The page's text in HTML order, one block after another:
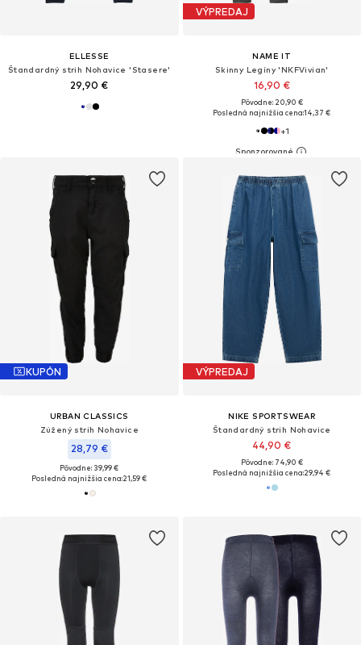
ELLESSE
Štandardný strih Nohavice 'Stasere'
29,90 €
VÝPREDAJ
NAME IT
Skinny Legíny 'NKFVivian'
16,90 €
Pôvodne: 20,90 €
Posledná najnižšia cena:14,37 €
+1
KUPÓN
URBAN CLASSICS
Zúžený strih Nohavice
28,79 €
Pôvodne: 39,99 €
Posledná najnižšia cena:21,59 €
VÝPREDAJ
NIKE SPORTSWEAR
Štandardný strih Nohavice
44,90 €
Pôvodne: 74,90 €
Posledná najnižšia cena:29,94 €